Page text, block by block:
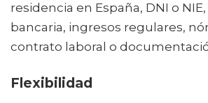
residencia en España, DNI o
bancaria, ingresos regulares,
contrato laboral o
Flexibilidad